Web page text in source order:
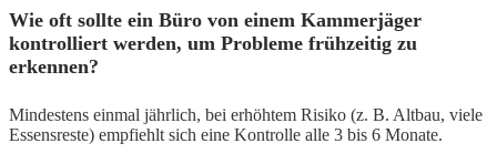
Wie oft sollte ein Büro von einem Kammerjäger
kontrolliert werden, um Probleme frühzeitig zu
erkennen?
Mindestens einmal jährlich, bei erhöhtem Risiko (z. B. Altbau, viele
Essensreste) empfiehlt sich eine Kontrolle alle 3 bis 6 Monate.